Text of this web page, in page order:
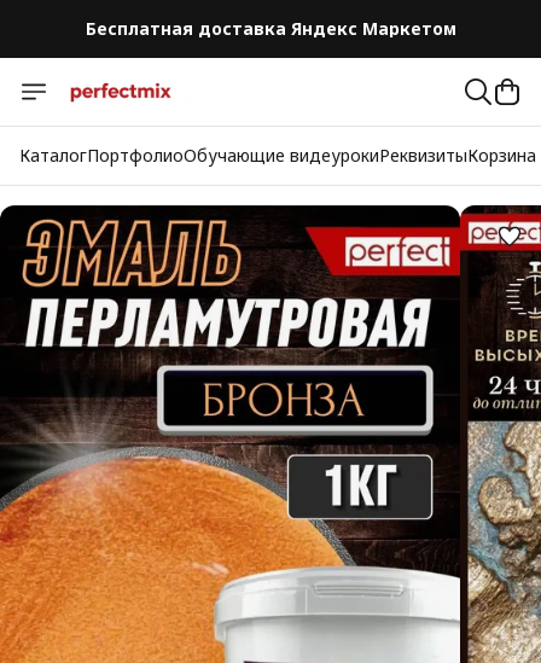
Бесплатная доставка Яндекс Маркетом
Бесплатная доставка Яндекс Маркетом
КаталогПортфолиоОбучающие видеурокиРеквизитыКорзина